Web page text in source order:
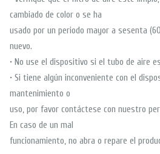
cambiado de color o se ha
usado por un periodo mayor a sesenta
nuevo.
• No use el dispositivo si el tubo de aire
• Si tiene algún inconveniente con el
mantenimiento o
uso, por favor contáctese con nuestro
En caso de un mal
funcionamiento, no abra o repare el